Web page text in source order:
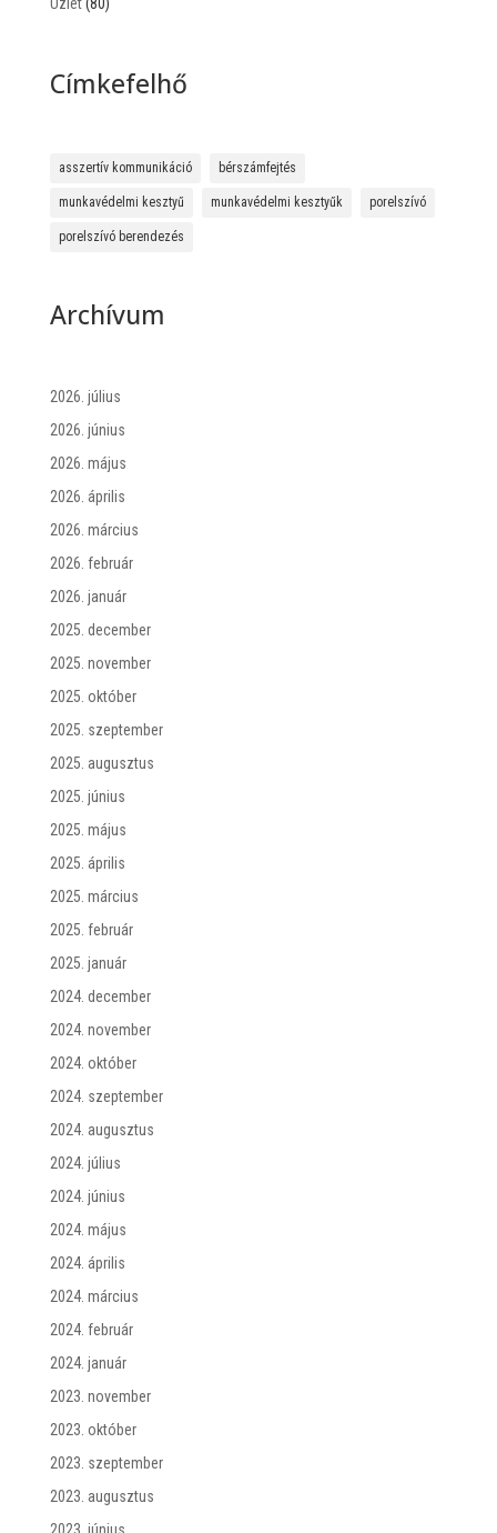
Üzlet(80)
Címkefelhő
asszertív kommunikáció bérszámfejtés
munkavédelmi kesztyű munkavédelmi kesztyűk porelszívó
porelszívó berendezés
Archívum
2026. július
2026. június
2026. május
2026. április
2026. március
2026. február
2026. január
2025. december
2025. november
2025. október
2025. szeptember
2025. augusztus
2025. június
2025. május
2025. április
2025. március
2025. február
2025. január
2024. december
2024. november
2024. október
2024. szeptember
2024. augusztus
2024. július
2024. június
2024. május
2024. április
2024. március
2024. február
2024. január
2023. november
2023. október
2023. szeptember
2023. augusztus